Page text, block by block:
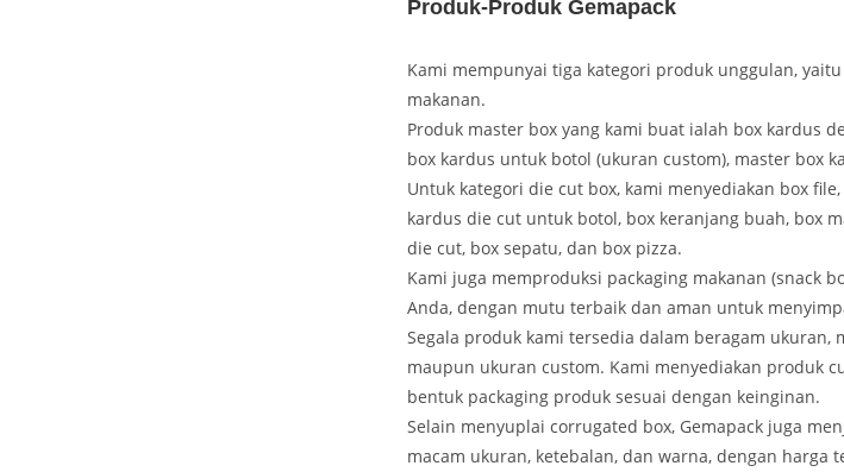
Produk-Produk Gemapack
Kami mempunyai tiga kategori produk unggulan,
makanan.
Produk master box yang kami buat ialah box kardus
box kardus untuk botol (ukuran custom), master box
Untuk kategori die cut box, kami menyediakan box
kardus die cut untuk botol, box keranjang buah, box
die cut, box sepatu, dan box pizza.
Kami juga memproduksi packaging makanan (snack
Anda, dengan mutu terbaik dan aman untuk
Segala produk kami tersedia dalam beragam ukuran,
maupun ukuran custom. Kami menyediakan produk
bentuk packaging produk sesuai dengan keinginan.
Selain menyuplai corrugated box, Gemapack juga
macam ukuran, ketebalan, dan warna, dengan harga